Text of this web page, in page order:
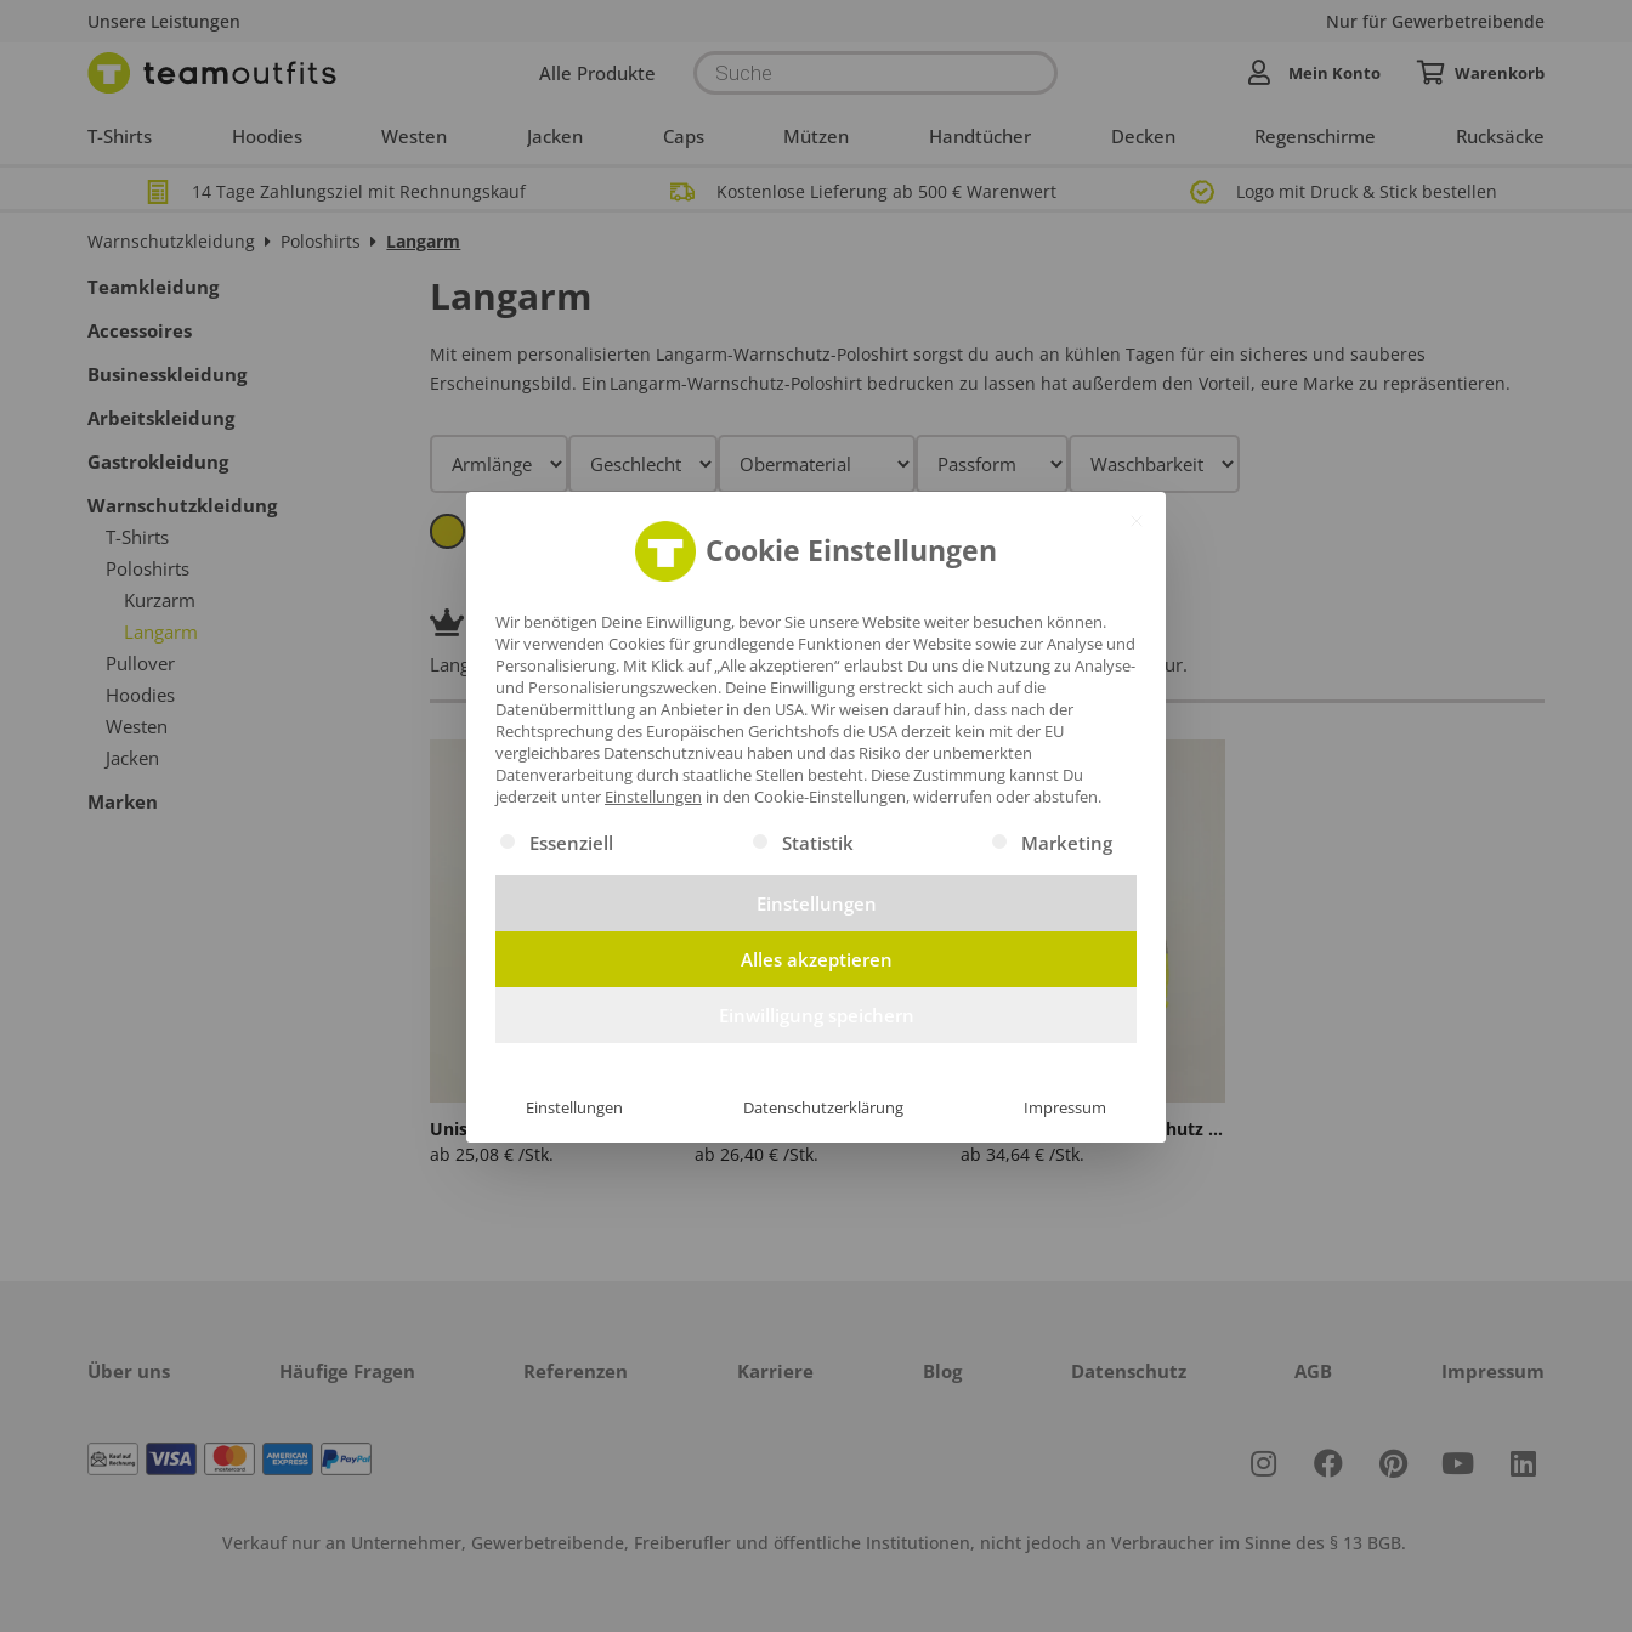
Unsere Leistungen Nur für Gewerbetreibende
Alle Produkte Products
search
T-Shirts Hoodies Westen Jacken Caps Mützen Handtücher Decken Regenschirme Rucksäcke
Mein Konto
14 Tage Zahlungsziel mit Rechnungskauf Kostenlose Lieferung ab 500 € Warenwert Logo mit Druck & Stick bestellen
Warnschutzkleidung Poloshirts Langarm
Teamkleidung
Accessoires
Businesskleidung
Arbeitskleidung
Gastrokleidung
Warnschutzkleidung
T-Shirts
Poloshirts
Kurzarm
Langarm
Pullover
Hoodies
Westen
Jacken
Marken
Langarm
Mit einem personalisierten Langarm-Warnschutz-Poloshirt sorgst du auch an kühlen Tagen für ein sicheres und sauberes
Erscheinungsbild. Ein Langarm-Warnschutz-Poloshirt bedrucken zu lassen hat außerdem den Vorteil, eure Marke zu repräsentieren.
Premium
Langlebige Produkte mit hoher Qualität geeignet für z.B. Handwerk, Industrie und Agentur.
ab 25,08 € /Stk.
ab26,40€ /Stk.
Unisex Poloshirt Warnschutz Langarm Oved
ab 34,64 € /Stk.
Über uns Häufige Fragen Referenzen Karriere Blog Datenschutz AGB Impressum
Verkauf nur an Unternehmer, Gewerbetreibende, Freiberufler und öffentliche Institutionen, nicht jedoch an Verbraucher im Sinne des § 13 BGB.
Cookie Einstellungen
Wir benötigen Deine Einwilligung, bevor Sie unsere Website weiter besuchen können.
Wir verwenden Cookies für grundlegende Funktionen der Website sowie zur Analyse und
Personalisierung. Mit Klick auf „Alle akzeptieren“ erlaubst Du uns die Nutzung zu Analyse-
und Personalisierungszwecken. Deine Einwilligung erstreckt sich auch auf die
Datenübermittlung an Anbieter in den USA. Wir weisen darauf hin, dass nach der
Rechtsprechung des Europäischen Gerichtshofs die USA derzeit kein mit der EU
vergleichbares Datenschutzniveau haben und das Risiko der unbemerkten
Datenverarbeitung durch staatliche Stellen besteht. Diese Zustimmung kannst Du
jederzeit unter Einstellungen in den Cookie-Einstellungen, widerrufen oder abstufen.
Es folgt eine Liste der Service-Gruppen, für die eine Einwilligung erteilt werden kann. Die erste Service-Gruppe ist essenziell und kann
Essenziell Statistik Marketing
Einstellungen
Alles akzeptieren
Einstellungen Datenschutzerklärung Impressum